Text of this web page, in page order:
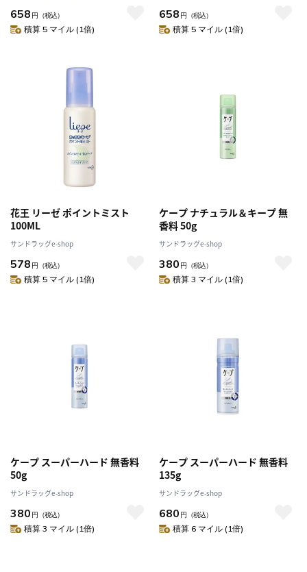
658 円 （税込）
積算 5 マイル (1倍)
658 円 （税込）
積算 5 マイル (1倍)
花王 リーゼ ポイントミスト
100ML
サンドラッグe-shop
578 円 （税込）
積算 5 マイル (1倍)
ケープ ナチュラル＆キープ 無
香料 50g
サンドラッグe-shop
380 円 （税込）
積算 3 マイル (1倍)
ケープ スーパーハード 無香料
50g
サンドラッグe-shop
380 円 （税込）
積算 3 マイル (1倍)
ケープ スーパーハード 無香料
135g
サンドラッグe-shop
680 円 （税込）
積算 6 マイル (1倍)